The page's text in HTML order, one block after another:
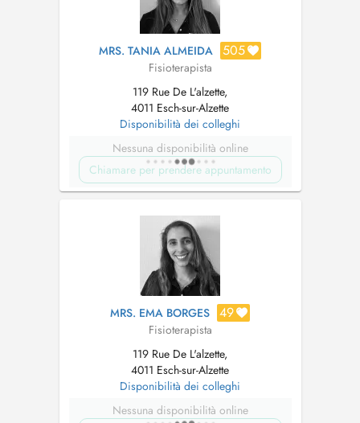
MRS. TANIA ALMEIDA 505
Fisioterapista
119 Rue De L'alzette,
4011 Esch-sur-Alzette
Disponibilità dei colleghi
Nessuna disponibilità online
Chiamare per prendere appuntamento
MRS. EMA BORGES 49
Fisioterapista
119 Rue De L'alzette,
4011 Esch-sur-Alzette
Disponibilità dei colleghi
Nessuna disponibilità online